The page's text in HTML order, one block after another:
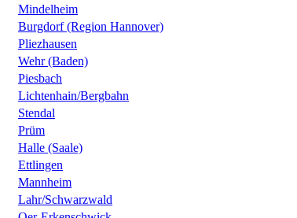
Mindelheim
Burgdorf (Region Hannover)
Pliezhausen
Wehr (Baden)
Piesbach
Lichtenhain/Bergbahn
Stendal
Prüm
Halle (Saale)
Ettlingen
Mannheim
Lahr/Schwarzwald